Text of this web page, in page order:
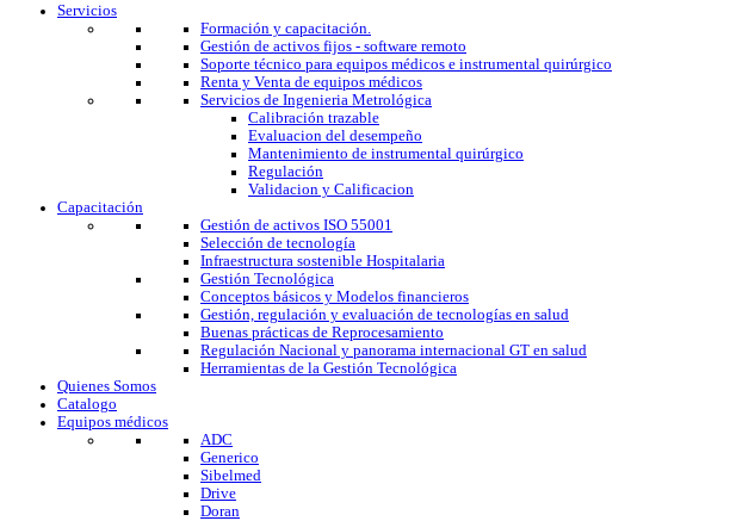
Servicios
Formación y capacitación.
Gestión de activos fijos - software remoto
Soporte técnico para equipos médicos e instrumental quirúrgico
Renta y Venta de equipos médicos
Servicios de Ingenieria Metrológica
Calibración trazable
Evaluacion del desempeño
Mantenimiento de instrumental quirúrgico
Regulación
Validacion y Calificacion
Capacitación
Gestión de activos ISO 55001
Selección de tecnología
Infraestructura sostenible Hospitalaria
Gestión Tecnológica
Conceptos básicos y Modelos financieros
Gestión, regulación y evaluación de tecnologías en salud
Buenas prácticas de Reprocesamiento
Regulación Nacional y panorama internacional GT en salud
Herramientas de la Gestión Tecnológica
Quienes Somos
Catalogo
Equipos médicos
ADC
Generico
Sibelmed
Drive
Doran